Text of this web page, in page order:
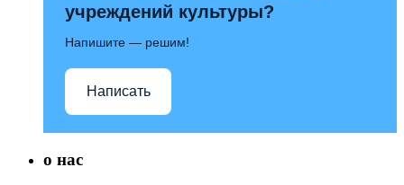
учреждений культуры?
Напишите — решим!
Написать
о нас